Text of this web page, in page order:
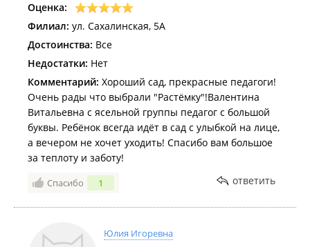
Оценка:
Филиал: ул. Сахалинская, 5А
Достоинства: Все
Недостатки: Нет
Комментарий: Хороший сад, прекрасные педагоги!
Очень рады что выбрали "Растёмку"!Валентина
Витальевна с ясельной группы педагог с большой
буквы. Ребёнок всегда идёт в сад с улыбкой на лице,
а вечером не хочет уходить! Спасибо вам большое
за теплоту и заботу!
Спасибо 1 ответить
Юлия Игоревна